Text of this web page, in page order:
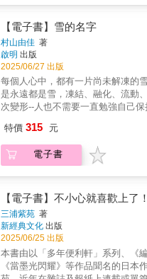
頭。我總覺得這些歲月，就是為了
作品所存在的。雖然是深奧龐大的
不難理解。描繪的是一位從容優秀的
摯面對患者與夥伴的模樣，可以說是
趣」的故事。對於能夠在現在這個
部作品感到驕傲，若是能讓大眾看
品，我將深感榮幸。【台灣出版社
部稀有的作品中，沒有強行催淚劇
予了讀者思索的時間。其有趣之處
持續面對悲傷或憎恨是非常痛苦的
難以承受。而當人類陷入不信任時，
現找碴的態度。罹患憂鬱症而離職
對方」這種人性溫暖，在醫師的世
見到。讓「體貼對方」在日常生活中
得理所當然的。「想要幸福的人，自
些什麼呢？」是這部作品非常重視卻
眾正視的疑問。【各界名人、日本全
員，絕賛連連！】石芳瑜｜作家、
照片。 「要拍什麼？」
好啊。就拍你喜歡的。」 他點
懂了，接著把相機鏡頭對準我
邊，笑一個。」 ◎早就準備
往8年，分手時我卻沒有流下一
我從鞋。櫃。深。處。拿出最喜歡的
感覺自己可以去任何地
來，我的心早就準備好要和你
人生中最幸福的時刻 我翻到一
簿，是他和前女友一起製作的
在海邊依偎著的兩人，照片下方寫
最幸福的時光」。 我問他：「
最幸福的時刻，是什麼時候？
昔。 ◎我單戀男友 心儀的
我的男友。 「我現在還談不上
妳，但我們可以先交往看看。
每一次都是我主動約他。 研究
可愛，一個人興奮期待著，試著不介
遲到。 直到某天，與電車車窗
己視線交會，我看到一張泫然欲泣
X（前稱Twitter）上， 因為X一
只能發表140字，系統會自動提示還
字， 有限的文字篇幅，反而讓人
動， 她在TikTok上以流行音樂搭
小說的短影片，總點閱數超過
田澪：「我想寫給那些不擅長閱讀
他們會想讀的東西。」 戀愛的苦
悸動心碎，親情的離散牽絆……
159則故事，有的讓你會心一笑，有
照的習慣，手機相簿裡只有幾張文件
片。 可是難得出來旅行，我慫
照片。 「要拍什麼？」
好啊。就拍你喜歡的。」 他點
懂了，接著把相機鏡頭對準我
邊，笑一個。」 ◎早就準備
往8年，分手時我卻沒有流下一
我從鞋。櫃。深。處。拿出最喜歡的
感覺自己可以去任何地方
來，我的心早就準備好要和你
【電子書】雪的名字
村山由佳 著
啟明 出版
2025/06/27 出版
每個人心中，都有一片尚未解凍的
是永遠都是雪，凍結、融化、流動
次變形--人也不需要一直勉強自己
自己想做的事，可以有很多種不同
一天，航介突然辭去了工作，打算追
的鄉下生活，究其原因，在於就讀
親英理子不想放棄工作，仍繼續留
管雪乃無法對任何人傾訴內心的痛苦
住在長野的大自然中，接觸了當地的
年的大輝，最後，漸漸地敞開了封閉
在陌生中尋找安身之所、為了能好
世界感到窒息時，每個人都值得一
找回自己節奏的地方。讀者感動推
特價 315 元
電子書
【電子書】不小心就喜歡上了！
三浦紫苑 著
新經典文化 出版
2025/06/25 出版
本書由以「多年便利軒」系列、《編
《當墨光閃耀》等作品聞名的日本